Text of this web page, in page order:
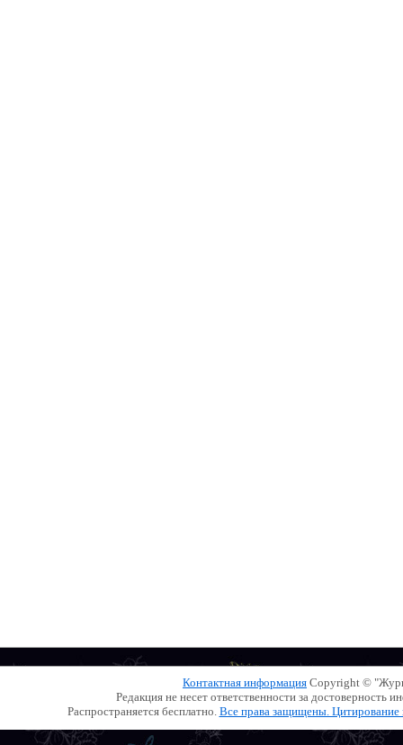
Контактная информация Copyright ©
Редакция не несет ответственности за
Распространяется бесплатно. Все права защищены. Цитирование